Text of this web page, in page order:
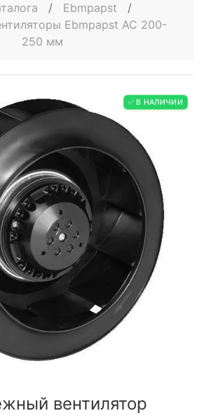
/ Ebmpapst
/
Ebmpapst AC 200-
250 мм
✅ В НАЛИЧИИ
вентилятор